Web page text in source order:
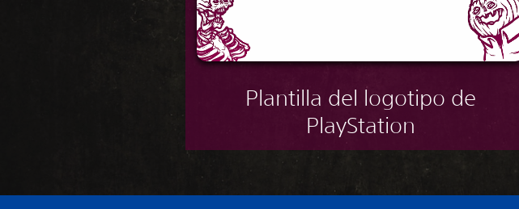
Plantilla del logotipo de
PlayStation